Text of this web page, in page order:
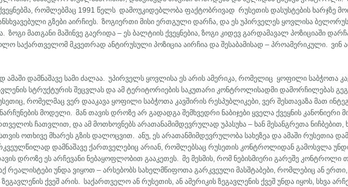
რომლებმაც 1991 წელს დამოუკიდებლობა ფაქტობრივად რუსეთის დასუსტების ხარჯზე
გზები აირჩიეს. ზოგიერთი მისი ერთგული დარჩა, და ეს უპირველეს ყოვლისა
ზოგი მათგანი მაშინვე გაერიდა – ეს ბალტიის ქვეყნებია, ზოგი კიდევ გარდამავალ პოზიციაში
საქართველომ მკვეთრად ანტირუსული პოზიცია აირჩია და შესაბამისად – პროამერიკული. ვინ
ამაში დამნაშავე სამი ძალაა. უპირველს ყოვლისა ეს არის ამერიკა, რომელიც ყოფილი საბჭოთა
სტრუქტურის შეცვლას და ამ ტერიტორიების საკუთარი კონტროლისადმი დამორჩილებას
რომელმაც ვერ დააკავა ყოფილი საბჭოთა კავშირის რესპუბლიკები, ვერ შესთავაზა მათ
მოდელი. მან თავის დროზე არ გადადგა შემხვედრი ნაბიჯები ყველა ქვეყნის კანონიერი
ჩათვლით, და ამ მოთხოვნებს არათანამიმდევრულად უპასუხა – ხან მესანგრეთა ნიჩბებით,
ოთხივე მხარეს გზის დალოცვით. ანუ, ეს არათანმიმდევრულობა სახეზეა და ამაში რუსეთია
დამნაშავე ქართველებიც არიან, რომლებსაც რუსეთის კონტროლიდან გამოსვლა
დროზე ეს არჩევანი ნებაყოფლობით გააკეთეს. მე მესმის, რომ ნებისმიერი გარეშე
რეალისტები უნდა ვიყოთ – არსებობს სახელმწიფოთა გარკვეული მასშტაბები, რომლებიც ან
ქვეშ არის. საქართველო ან რუსეთის, ან ამერიკის ზეგავლენის ქვეშ უნდა იყოს, სხვა